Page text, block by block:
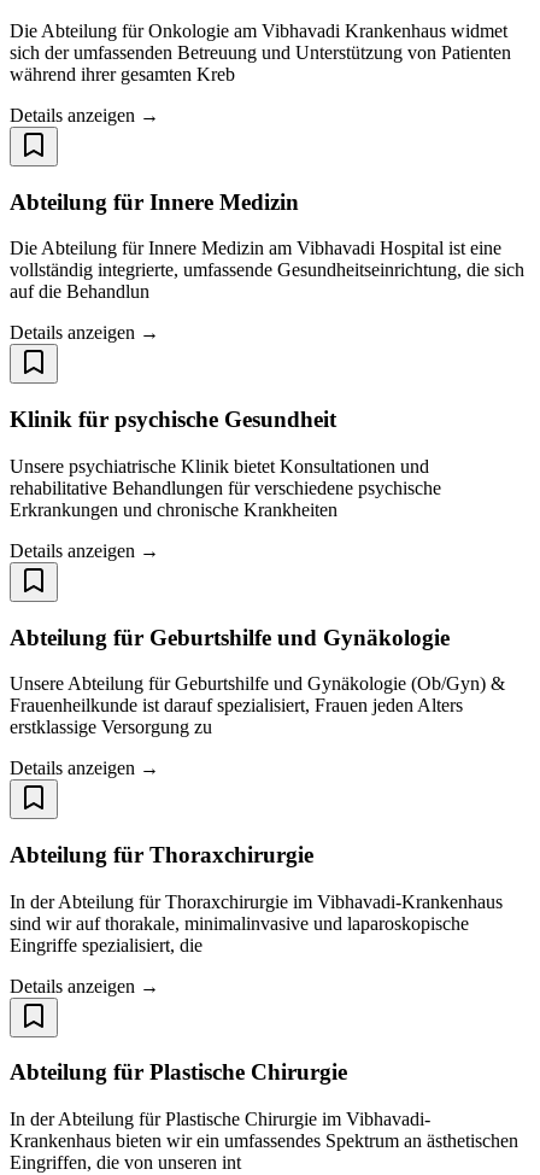
Die Abteilung für Onkologie am Vibhavadi Krankenhaus widmet
sich der umfassenden Betreuung und Unterstützung von Patienten
während ihrer gesamten Kreb
Details anzeigen →
Abteilung für Innere Medizin
Die Abteilung für Innere Medizin am Vibhavadi Hospital ist eine
vollständig integrierte, umfassende Gesundheitseinrichtung, die sich
auf die Behandlun
Details anzeigen →
Klinik für psychische Gesundheit
Unsere psychiatrische Klinik bietet Konsultationen und
rehabilitative Behandlungen für verschiedene psychische
Erkrankungen und chronische Krankheiten
Details anzeigen →
Abteilung für Geburtshilfe und Gynäkologie
Unsere Abteilung für Geburtshilfe und Gynäkologie (Ob/Gyn) &
Frauenheilkunde ist darauf spezialisiert, Frauen jeden Alters
erstklassige Versorgung zu
Details anzeigen →
Abteilung für Thoraxchirurgie
In der Abteilung für Thoraxchirurgie im Vibhavadi-Krankenhaus
sind wir auf thorakale, minimalinvasive und laparoskopische
Eingriffe spezialisiert, die
Details anzeigen →
Abteilung für Plastische Chirurgie
In der Abteilung für Plastische Chirurgie im Vibhavadi-
Krankenhaus bieten wir ein umfassendes Spektrum an ästhetischen
Eingriffen, die von unseren int